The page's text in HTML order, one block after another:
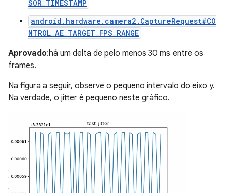
SOR_TIMESTAMP
android.hardware.camera2.CaptureRequest#CO
NTROL_AE_TARGET_FPS_RANGE
Aprovado:há um delta de pelo menos 30 ms entre os
frames.
Na figura a seguir, observe o pequeno intervalo do eixo y.
Na verdade, o jitter é pequeno neste gráfico.